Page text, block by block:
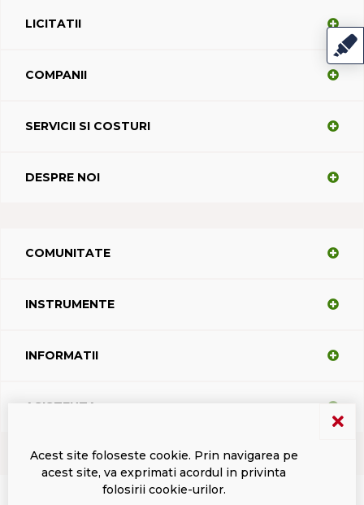
LICITATII
COMPANII
SERVICII SI COSTURI
DESPRE NOI
COMUNITATE
INSTRUMENTE
INFORMATII
ASISTENTA
Politica de confidentialitate
Acest site foloseste cookie. Prin navigarea pe
acest site, va exprimati acordul in privinta
folosirii cookie-urilor.